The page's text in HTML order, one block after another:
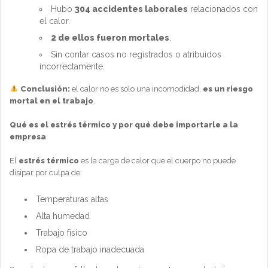
Hubo 304 accidentes laborales relacionados con
el calor.
2 de ellos fueron mortales
Sin contar casos no registrados o atribuidos
incorrectamente.
Conclusión: el calor no es solo una incomodidad, es un riesgo
mortal en el trabajo.
Qué es el estrés térmico y por qué debe importarle a la
empresa
El estrés térmico es la carga de calor que el cuerpo no puede
disipar por culpa de:
Temperaturas altas
Alta humedad
Trabajo físico
Ropa de trabajo inadecuada